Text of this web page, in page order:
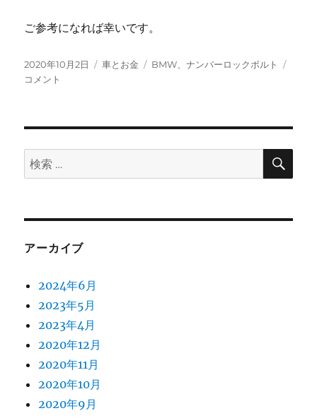
ご参考になれば幸いです。
投
稿
2020年10月2日
カ
車とお金
タ
BMW、ナンバーロックボルト
防
ボ
コメント
検
索:
検
アーカイブ
2024年6月
2023年5月
2023年4月
2020年12月
2020年11月
2020年10月
2020年9月